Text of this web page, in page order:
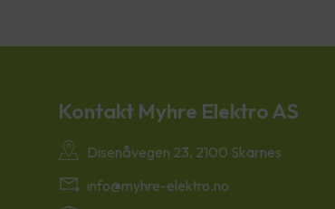
Kontakt Myhre Elektro AS
Disenåvegen 23, 2100 Skarnes
info@myhre-elektro.no